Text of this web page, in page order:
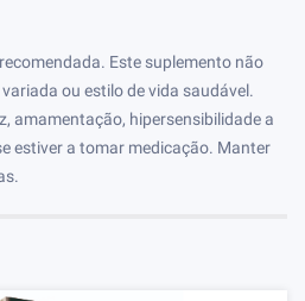
Este suplemento não
ou estilo de vida saudável.
amamentação, hipersensibilidade a
estiver a tomar medicação. Manter